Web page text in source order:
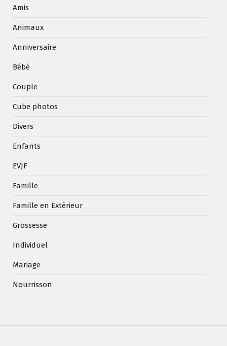
Amis
Animaux
Anniversaire
Bébé
Couple
Cube photos
Divers
Enfants
EVJF
Famille
Famille en Extérieur
Grossesse
Individuel
Mariage
Nourrisson